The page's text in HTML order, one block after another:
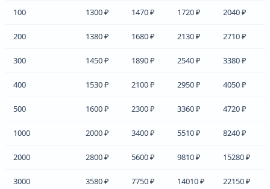
100 1300 ₽ 1470 ₽ 1720 ₽ 2040 ₽
200 1380 ₽ 1680 ₽ 2130 ₽ 2710 ₽
300 1450 ₽ 1890 ₽ 2540 ₽ 3380 ₽
400 1530 ₽ 2100 ₽ 2950 ₽ 4050 ₽
500 1600 ₽ 2300 ₽ 3360 ₽ 4720 ₽
1000 2000 ₽ 3400 ₽ 5510 ₽ 8240 ₽
2000 2800 ₽ 5600 ₽ 9810 ₽ 15280 ₽
3000 3580 ₽ 7750 ₽ 14010 ₽ 22150 ₽